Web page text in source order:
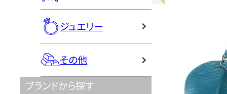
ジュエリー
その他
ブランドから探す